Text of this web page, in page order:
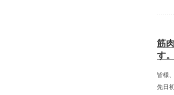
筋
す。
皆様
先日